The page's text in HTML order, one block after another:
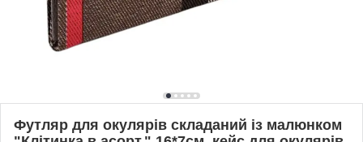
Футляр для окулярів складаний із малюнком